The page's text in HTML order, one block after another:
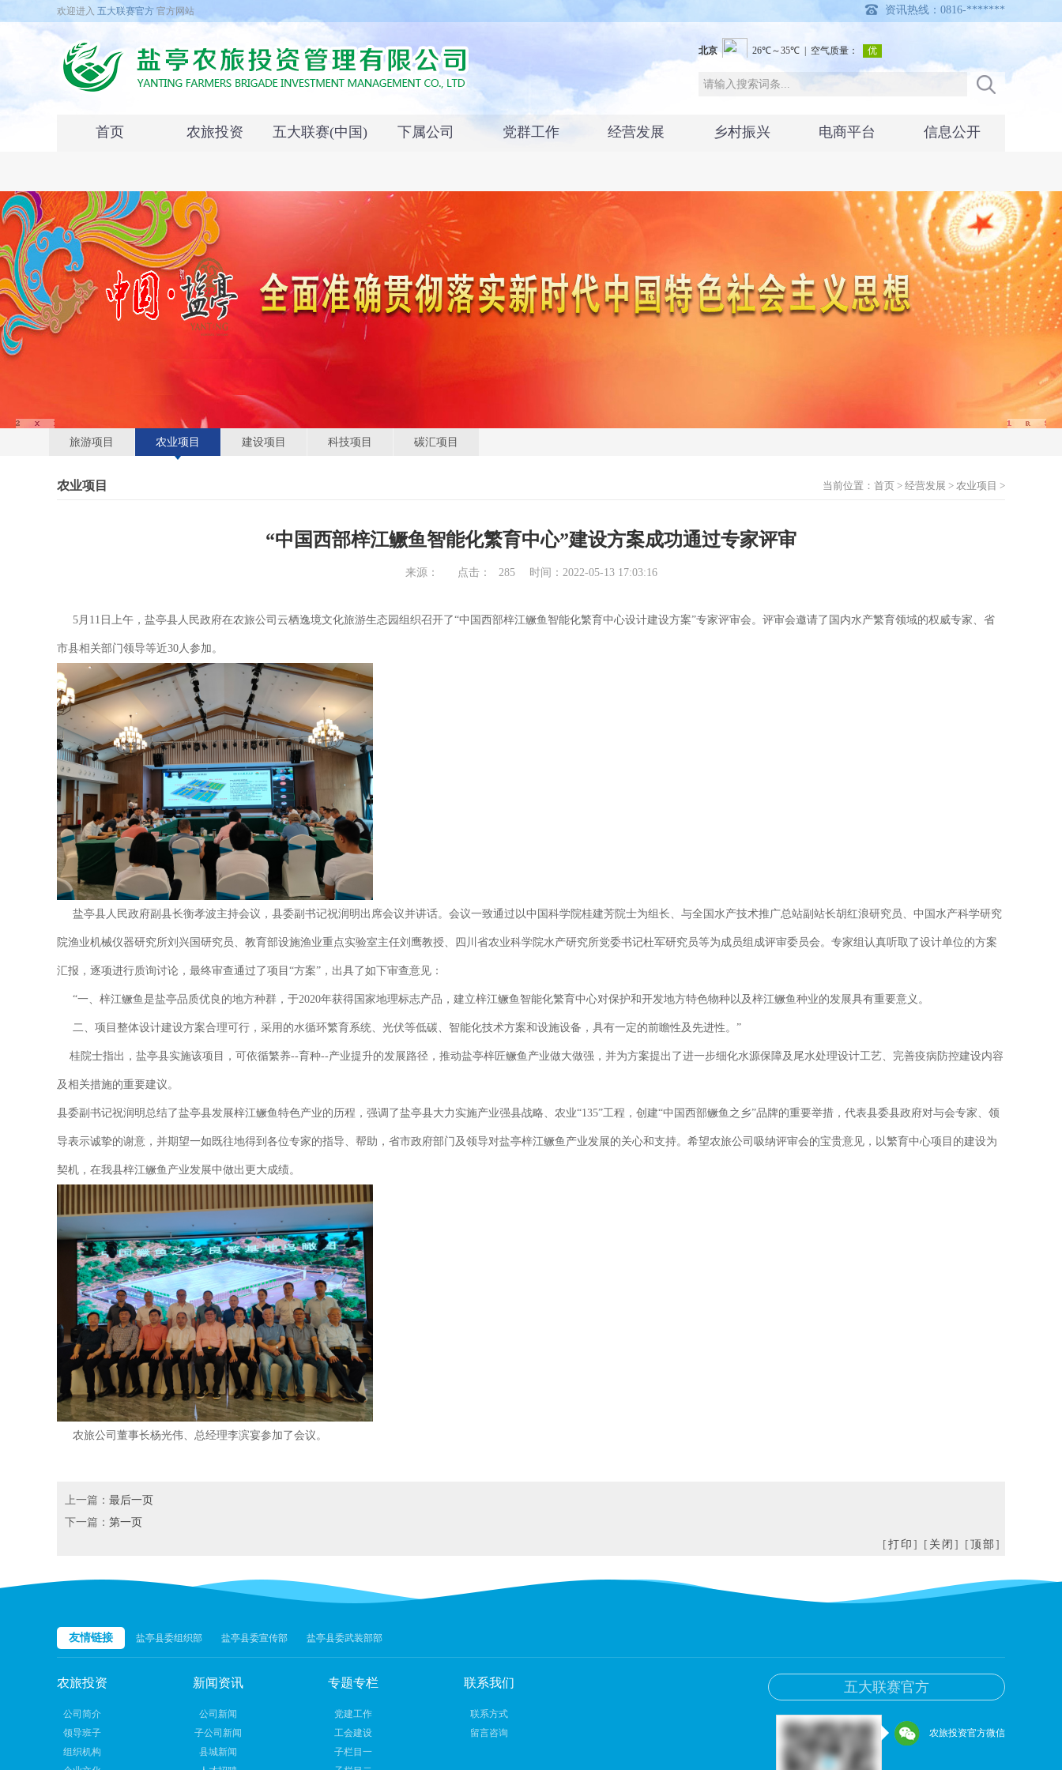
资讯热线：0816-*******
欢迎进入 五大联赛官方 官方网站
首页 农旅投资 五大联赛(中国) 下属公司 党群工作 经营发展 乡村振兴 电商平台 信息公开
旅游项目 农业项目 建设项目 科技项目 碳汇项目
当前位置： 首页 > 经营发展 > 农业项目 >
农业项目
“中国西部梓江鳜鱼智能化繁育中心”建设方案成功通过专家评审
来源： 点击： 285 时间：2022-05-13 17:03:16
5月11日上午，盐亭县人民政府在农旅公司云栖逸境文化旅游生态园组织召开了“中国西部梓江鳜鱼智能化繁育中心设计建设方案”专家评审会。评审会邀请了国内水产繁育领域的权威专家、省
市县相关部门领导等近30人参加。
盐亭县人民政府副县长衡孝波主持会议，县委副书记祝润明出席会议并讲话。会议一致通过以中国科学院桂建芳院士为组长、与全国水产技术推广总站副站长胡红浪研究员、中国水产科学研究
院渔业机械仪器研究所刘兴国研究员、教育部设施渔业重点实验室主任刘鹰教授、四川省农业科学院水产研究所党委书记杜军研究员等为成员组成评审委员会。专家组认真听取了设计单位的方案
汇报，逐项进行质询讨论，最终审查通过了项目“方案”，出具了如下审查意见：
“一、梓江鳜鱼是盐亭品质优良的地方种群，于2020年获得国家地理标志产品，建立梓江鳜鱼智能化繁育中心对保护和开发地方特色物种以及梓江鳜鱼种业的发展具有重要意义。
二、项目整体设计建设方案合理可行，采用的水循环繁育系统、光伏等低碳、智能化技术方案和设施设备，具有一定的前瞻性及先进性。”
桂院士指出，盐亭县实施该项目，可依循繁养--育种--产业提升的发展路径，推动盐亭梓匠鳜鱼产业做大做强，并为方案提出了进一步细化水源保障及尾水处理设计工艺、完善疫病防控建设内容
及相关措施的重要建议。
县委副书记祝润明总结了盐亭县发展梓江鳜鱼特色产业的历程，强调了盐亭县大力实施产业强县战略、农业“135”工程，创建“中国西部鳜鱼之乡”品牌的重要举措，代表县委县政府对与会专家、领
导表示诚挚的谢意，并期望一如既往地得到各位专家的指导、帮助，省市政府部门及领导对盐亭梓江鳜鱼产业发展的关心和支持。希望农旅公司吸纳评审会的宝贵意见，以繁育中心项目的建设为
契机，在我县梓江鳜鱼产业发展中做出更大成绩。
农旅公司董事长杨光伟、总经理李滨宴参加了会议。
上一篇： 最后一页
下一篇： 第一页
[ 打印 ] [ 关闭 ] [ 顶部 ]
友情链接 盐亭县委组织部 盐亭县委宣传部 盐亭县委武装部部
农旅投资
公司简介
领导班子
组织机构
新闻资讯
公司新闻
子公司新闻
县城新闻
专题专栏
党建工作
工会建设
子栏目一
联系我们
联系方式
留言咨询
五大联赛官方
农旅投资官方微信